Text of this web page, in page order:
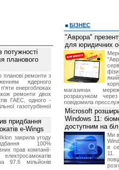
потужності
планового
ремонти з
ядерного
енергоблоках
ремонти двох
ГАЕС, одного -
газотурбінної
придбання
e-Wings
закрила угоду
100%
прав компанії-
97.6 мільйонів
БІЗНЕС
"Аврора"
для юридичних
магазинах
розрахунком
повідомила
Microsoft
Windows 11:
доступним на
Ми
в